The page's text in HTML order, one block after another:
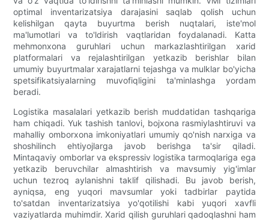
optimal inventarizatsiya darajasini saqlab qolish uchun
kelishilgan qayta buyurtma berish nuqtalari, iste'mol
ma'lumotlari va to'ldirish vaqtlaridan foydalanadi. Katta
mehmonxona guruhlari uchun markazlashtirilgan xarid
platformalari va rejalashtirilgan yetkazib berishlar bilan
umumiy buyurtmalar xarajatlarni tejashga va mulklar bo'yicha
spetsifikatsiyalarning muvofiqligini ta'minlashga yordam
beradi.
Logistika masalalari yetkazib berish muddatidan tashqariga
ham chiqadi. Yuk tashish tanlovi, bojxona rasmiylashtiruvi va
mahalliy omborxona imkoniyatlari umumiy qo'nish narxiga va
shoshilinch ehtiyojlarga javob berishga ta'sir qiladi.
Mintaqaviy omborlar va ekspressiv logistika tarmoqlariga ega
yetkazib beruvchilar almashtirish va mavsumiy yig'imlar
uchun tezroq aylanishni taklif qilishadi. Bu javob berish,
ayniqsa, eng yuqori mavsumlar yoki tadbirlar paytida
to'satdan inventarizatsiya yo'qotilishi kabi yuqori xavfli
vaziyatlarda muhimdir. Xarid qilish guruhlari qadoqlashni ham